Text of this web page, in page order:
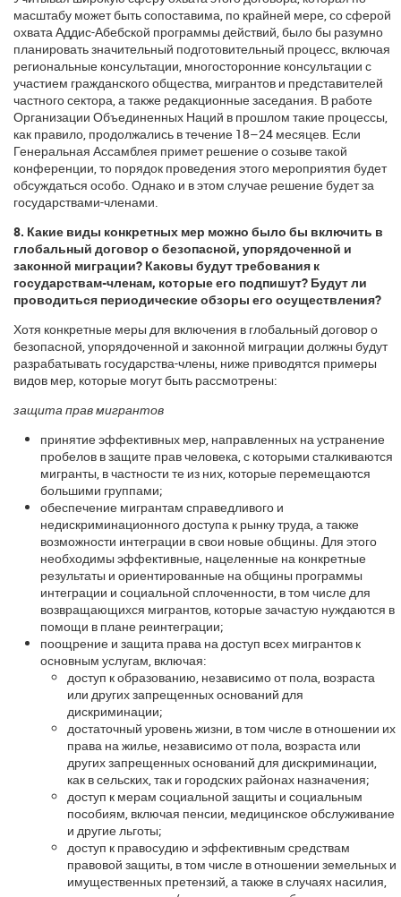
масштабу может быть сопоставима, по крайней мере, со сферой
охвата Аддис-Абебской программы действий, было бы разумно
планировать значительный подготовительный процесс, включая
региональные консультации, многосторонние консультации с
участием гражданского общества, мигрантов и представителей
частного сектора, а также редакционные заседания. В работе
Организации Объединенных Наций в прошлом такие процессы,
как правило, продолжались в течение 18–24 месяцев. Если
Генеральная Ассамблея примет решение о созыве такой
конференции, то порядок проведения этого мероприятия будет
обсуждаться особо. Однако и в этом случае решение будет за
государствами-членами.
8. Какие виды конкретных мер можно было бы включить в
глобальный договор о безопасной, упорядоченной и
законной миграции? Каковы будут требования к
государствам-членам, которые его подпишут? Будут ли
проводиться периодические обзоры его осуществления?
Хотя конкретные меры для включения в глобальный договор о
безопасной, упорядоченной и законной миграции должны будут
разрабатывать государства-члены, ниже приводятся примеры
видов мер, которые могут быть рассмотрены:
защита прав мигрантов
принятие эффективных мер, направленных на устранение
пробелов в защите прав человека, с которыми сталкиваются
мигранты, в частности те из них, которые перемещаются
большими группами;
обеспечение мигрантам справедливого и
недискриминационного доступа к рынку труда, а также
возможности интеграции в свои новые общины. Для этого
необходимы эффективные, нацеленные на конкретные
результаты и ориентированные на общины программы
интеграции и социальной сплоченности, в том числе для
возвращающихся мигрантов, которые зачастую нуждаются в
помощи в плане реинтеграции;
поощрение и защита права на доступ всех мигрантов к
основным услугам, включая:
доступ к образованию, независимо от пола, возраста
или других запрещенных оснований для
дискриминации;
достаточный уровень жизни, в том числе в отношении их
права на жилье, независимо от пола, возраста или
других запрещенных оснований для дискриминации,
как в сельских, так и городских районах назначения;
доступ к мерам социальной защиты и социальным
пособиям, включая пенсии, медицинское обслуживание
и другие льготы;
доступ к правосудию и эффективным средствам
правовой защиты, в том числе в отношении земельных и
имущественных претензий, а также в случаях насилия,